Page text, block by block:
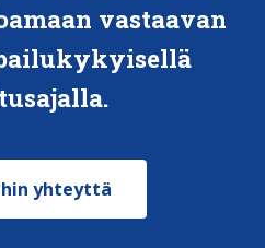
vastaavan
yhteyttä